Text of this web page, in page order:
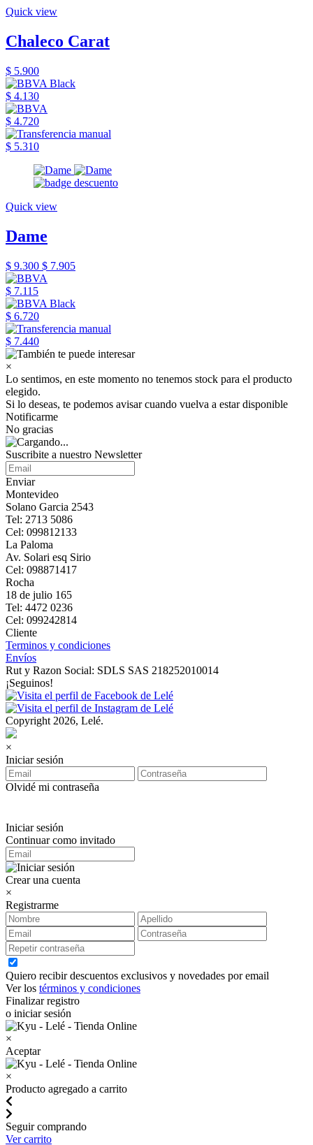
Quick view
Chaleco Carat
$ 5.900
$ 4.130
$ 4.720
$ 5.310
Quick view
Dame
$ 9.300 $ 7.905
$ 7.115
$ 6.720
$ 7.440
×
Lo sentimos, en este momento no tenemos stock para el producto
elegido.
Si lo deseas, te podemos avisar cuando vuelva a estar disponible
Notificarme
No gracias
Suscribite a nuestro Newsletter
Enviar
Montevideo
Solano Garcia 2543
Tel: 2713 5086
Cel: 099812133
La Paloma
Av. Solari esq Sirio
Cel: 098871417
Rocha
18 de julio 165
Tel: 4472 0236
Cel: 099242814
Cliente
Terminos y condiciones
Envíos
Rut y Razon Social: SDLS SAS 218252010014
¡Seguinos!
Copyright 2026, Lelé.
×
Iniciar sesión
Olvidé mi contraseña
Iniciar sesión
Continuar como invitado
Crear una cuenta
×
Registrarme
Quiero recibir descuentos exclusivos y novedades por email
Ver los términos y condiciones
Finalizar registro
o iniciar sesión
×
Aceptar
×
Producto agregado a carrito
Seguir comprando
Ver carrito